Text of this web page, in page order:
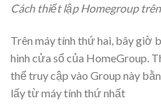
Cách thiết lập Homegroup
Trên máy tính thứ hai, bây giờ
hình cửa sổ của HomeGroup.
thể truy cập vào Group này
lấy từ máy tính thứ nhất